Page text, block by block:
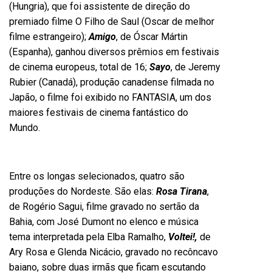
(Hungria), que foi assistente de direção do
premiado filme O Filho de Saul (Oscar de melhor
filme estrangeiro);Amigo, de Óscar Mártin
(Espanha), ganhou diversos prêmios em festivais
de cinema europeus, total de 16; Sayo, de Jeremy
Rubier (Canadá), produção canadense filmada no
Japão, o filme foi exibido no FANTASIA, um dos
maiores festivais de cinema fantástico do
Mundo.
Entre os longas selecionados, quatro são
produções do Nordeste. São elas: Rosa Tirana,
de Rogério Sagui, filme gravado no sertão da
Bahia, com José Dumont no elenco e música
tema interpretada pela Elba Ramalho, Voltei!, de
Ary Rosa e Glenda Nicácio, gravado no recôncavo
baiano, sobre duas irmãs que ficam escutando